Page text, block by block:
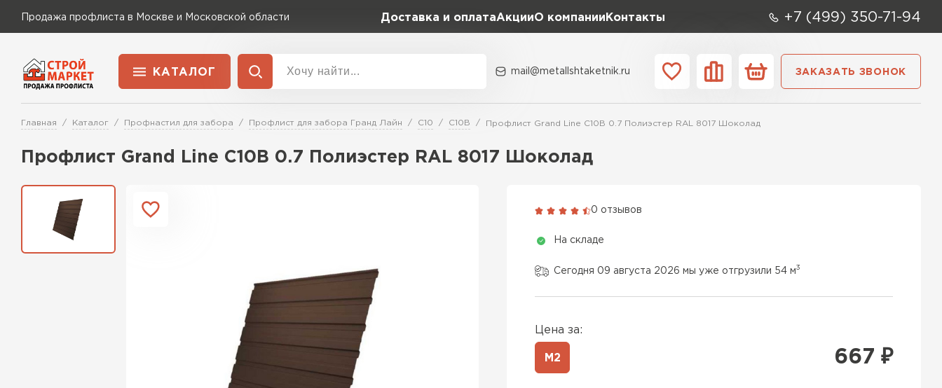
Продажа профлиста в Москве и Московской области Доставка и оплатаАкцииО компании Контакты +7 (499) 350-71-94
КАТАЛОГ
Применение
Для забора
Бренд
Гранд Лайн
mail@metallshtaketnik.ru ЗАКАЗАТЬ ЗВОНОК
Главная Каталог Профнастил для забора Профлист для забора Гранд Лайн С10 С10В Профлист Grand Line C10В 0.7 Полиэстер RAL 8017 Шоколад
Профлист Grand Line C10В 0.7 Полиэстер RAL 8017 Шоколад
0 отзывов
На складе
Сегодня 09 августа 2026 мы уже отгрузили 54 м3
Цена за:
М2 667 ₽